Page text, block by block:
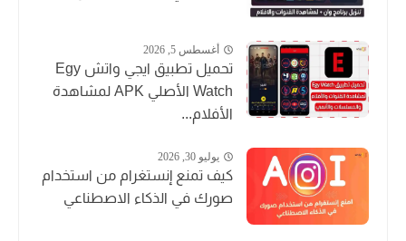
أغسطس 5, 2026
تحميل تطبيق ايجي واتش Egy
Watch الأصلي APK لمشاهدة
الأفلام...
يوليو 30, 2026
كيف تمنع إنستغرام من استخدام
صورك في الذكاء الاصطناعي